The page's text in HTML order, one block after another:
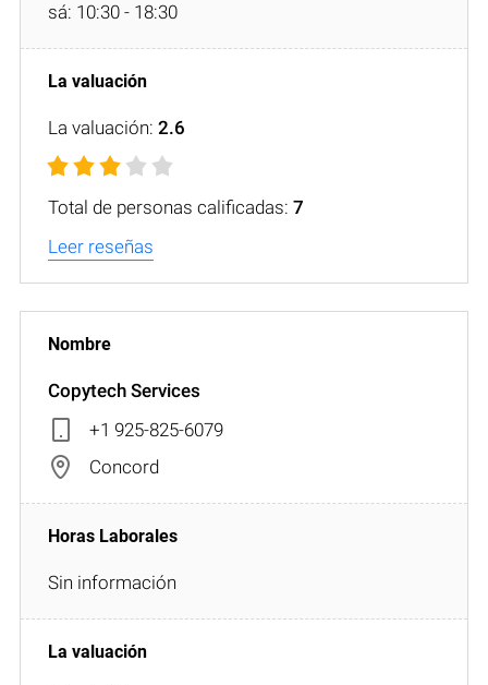
sá: 10:30 - 18:30
La valuación: 2.6
Total de personas calificadas: 7
Leer reseñas
Copytech Services
+1 925-825-6079
Concord
Sin información